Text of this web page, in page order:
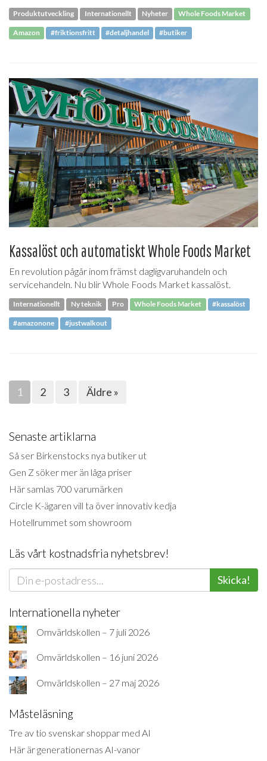
Produktutveckling Internationellt Nyheter Whole Foods Market
Amazon #friktionsfritt #detaljhandel #butiker
Kassalöst och automatiskt Whole Foods Market
En revolution pågår inom främst dagligvaruhandeln och
servicehandeln. Nu blir Whole Foods Market kassalöst.
Internationellt Ny teknik Pro Whole Foods Market #kassalöst
#amazonone #justwalkout
1 2 3 Äldre »
Senaste artiklarna
Så ser Birkenstocks nya butiker ut
Gen Z söker mer än låga priser
Här samlas 700 varumärken
Circle K-ägaren vill ta över innovativ kedja
Hotellrummet som showroom
Läs vårt kostnadsfria nyhetsbrev!
Skicka!
Internationella nyheter
Omvärldskollen – 7 juli 2026
Omvärldskollen – 16 juni 2026
Omvärldskollen – 27 maj 2026
Måsteläsning
Tre av tio svenskar shoppar med AI
Här är generationernas AI-vanor